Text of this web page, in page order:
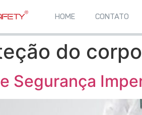
HOME CONTATO
do corpo
Segurança